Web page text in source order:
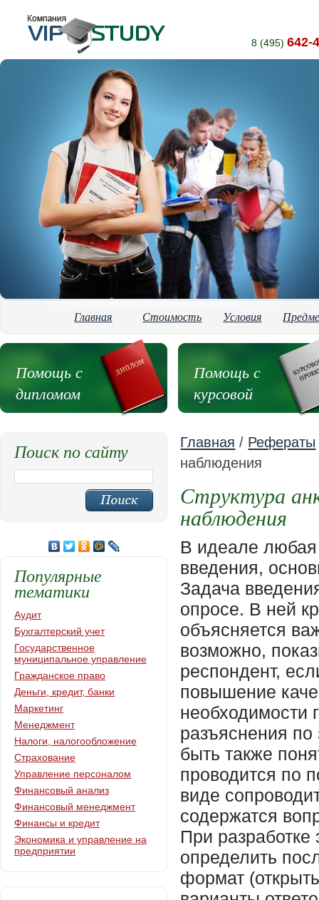
8 (495) 642-
Главная Стоимость Условия
Помощь с
дипломом
Помощь с
курсовой
Главная / Рефераты
наблюдения
Структура
наблюдения
В идеале любая
введения,
Задача
опросе. В ней
объясняется
возможно,
респондент,
повышение
необходимости
разъяснения
быть также
проводится по
виде
содержатся
При разработке
определить
формат
Поиск по сайту
Популярные
тематики
Аудит
Бухгалтерский учет
Государственное
муниципальное управление
Гражданское право
Деньги, кредит, банки
Маркетинг
Менеджмент
Налоги, налогообложение
Страхование
Управление персоналом
Финансовый анализ
Финансовый менеджмент
Финансы и кредит
Экономика и управление на
предприятии